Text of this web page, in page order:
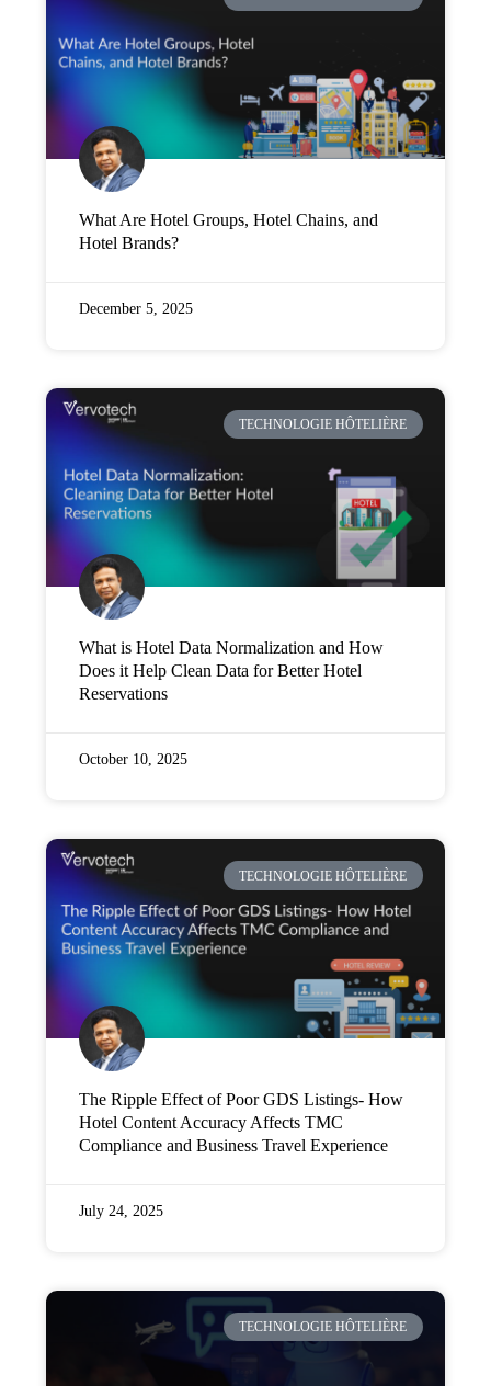
What Are Hotel Groups, Hotel Chains, and
Hotel Brands?
December 5, 2025
TECHNOLOGIE HÔTELIÈRE
What is Hotel Data Normalization and How
Does it Help Clean Data for Better Hotel
Reservations
October 10, 2025
TECHNOLOGIE HÔTELIÈRE
The Ripple Effect of Poor GDS Listings- How
Hotel Content Accuracy Affects TMC
Compliance and Business Travel Experience
July 24, 2025
TECHNOLOGIE HÔTELIÈRE
Entreprise
Tarification
Soutien